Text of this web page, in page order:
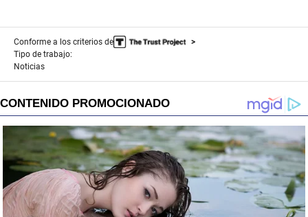
Conforme a los criterios de
Tipo de trabajo:
Noticias